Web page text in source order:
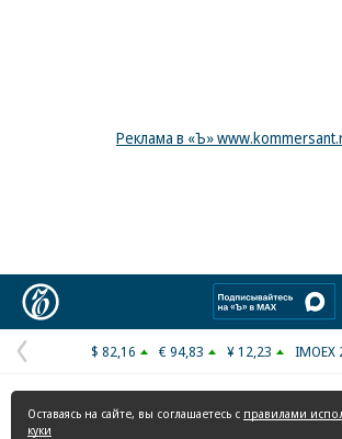
Реклама в «Ъ»
Предыдущая
страница
$ 82,16 € 94,83 ¥ 12,23 IMOEX
Оставаясь на сайте, вы соглашаетесь с правилами
куки